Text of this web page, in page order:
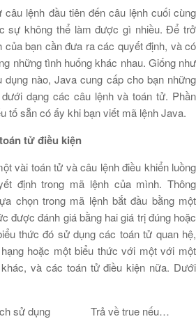
lệnh đầu tiên đến câu lệnh cuối cùng
sự không thể làm được gì nhiều. Để trở
bạn cần đưa ra các quyết định, và có
những tình huống khác nhau. Giống như
nào, Java cung cấp cho bạn những
dạng các câu lệnh và toán tử. Phần
tố sẵn có ấy khi bạn viết mã lệnh Java.
tử điều kiện
vài toán tử và câu lệnh điều khiển luồng
định trong mã lệnh của mình. Thông
chọn trong mã lệnh bắt đầu bằng một
được đánh giá bằng hai giá trị đúng hoặc
thức đó sử dụng các toán tử quan hệ,
hoặc một biểu thức với một với một
và các toán tử điều kiện nữa. Dưới
sử dụng
Trả về true nếu…